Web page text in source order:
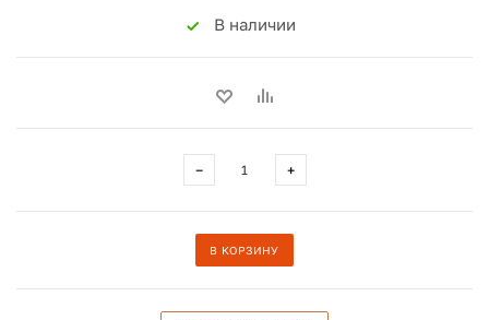
В наличии
− +
В КОРЗИНУ